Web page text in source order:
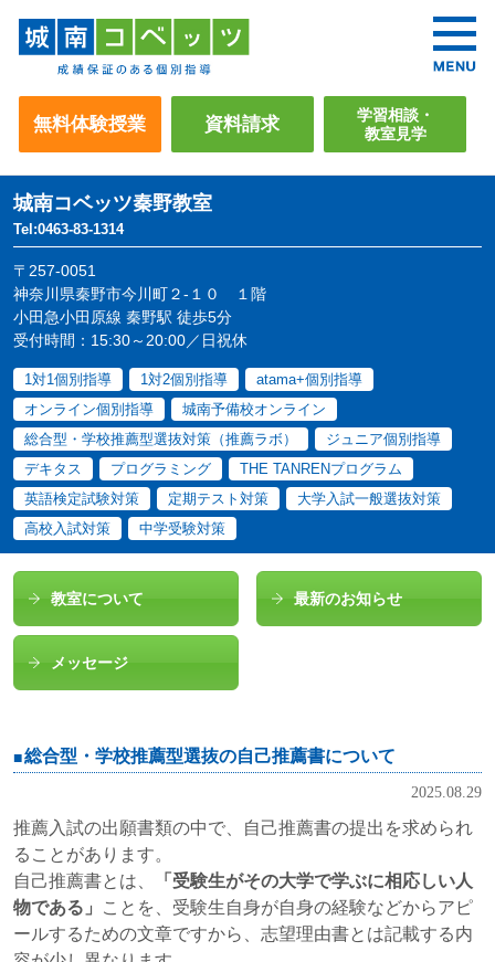
無料体験授業 資料請求
学習相談・
教室見学
城南コベッツ秦野教室
Tel:0463-83-1314
〒257-0051
神奈川県秦野市今川町２-１０ １階
小田急小田原線 秦野駅 徒歩5分
受付時間：15:30～20:00／日祝休
1対1個別指導 1対2個別指導
atama+個別指導
オンライン個別指導
城南予備校オンライン
総合型・学校推薦型選抜対策（推薦ラボ）
ジュニア個別指導
デキタス
プログラミング
THE TANRENプログラム
英語検定試験対策
定期テスト対策
大学入試一般選抜対策
高校入試対策
中学受験対策
教室について 最新のお知らせ
メッセージ
総合型・学校推薦型選抜の自己推薦書について
2025.08.29
推薦入試の出願書類の中で、自己推薦書の提出を求められ
ることがあります。
自己推薦書とは、
「受験生がその大学で学ぶに相応しい人
物である」
ことを、受験生自身が自身の経験などからアピ
ールするための文章ですから、志望理由書とは記載する内